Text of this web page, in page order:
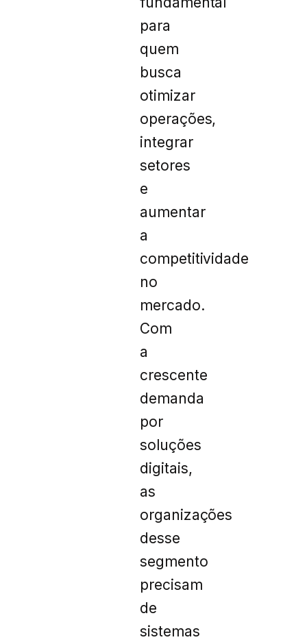
para
quem
busca
otimizar
operações,
integrar
setores
e
aumentar
a
competitividade
no
mercado.
Com
a
crescente
demanda
por
soluções
digitais,
as
organizações
desse
segmento
precisam
de
sistemas